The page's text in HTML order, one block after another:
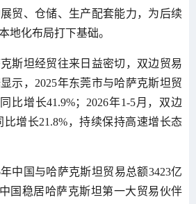
贸、仓储、生产配套能力，为后续
地化布局打下基础。
斯坦经贸往来日益密切，双边贸易
示，2025年东莞市与哈萨克斯坦贸
比增长41.9%；2026年1-5月，双边
比增长21.8%，持续保持高速增长态
中国与哈萨克斯坦贸易总额3423亿
国稳居哈萨克斯坦第一大贸易伙伴